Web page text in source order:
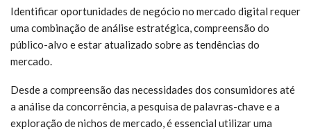
Identificar oportunidades de negócio no mercado digital requer
uma combinação de análise estratégica, compreensão do
público-alvo e estar atualizado sobre as tendências do
mercado.
Desde a compreensão das necessidades dos consumidores até
a análise da concorrência, a pesquisa de palavras-chave e a
exploração de nichos de mercado, é essencial utilizar uma